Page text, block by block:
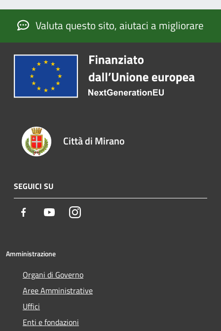
Valuta questo sito, aiutaci a migliorare
Città di Mirano
SEGUICI SU
Facebook YoutubeInstagram
Amministrazione
Organi di Governo
Aree Amministrative
Uffici
Enti e fondazioni